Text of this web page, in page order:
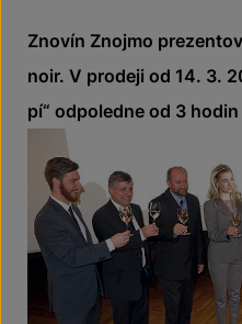
Znovín Znojmo
noir. V prodeji od 14. 3.
pí“ odpoledne od 3